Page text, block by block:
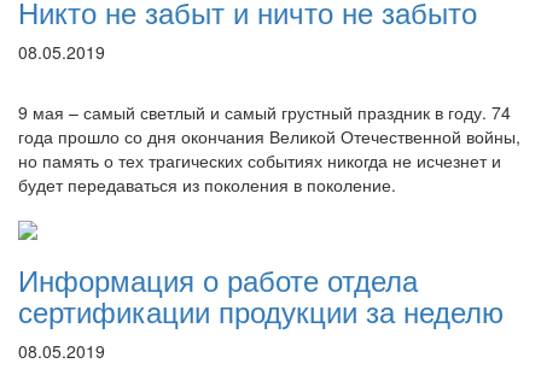
Никто не забыт и ничто не забыто
08.05.2019
9 мая – самый светлый и самый грустный праздник в году. 74
года прошло со дня окончания Великой Отечественной войны,
но память о тех трагических событиях никогда не исчезнет и
будет передаваться из поколения в поколение.
Информация о работе отдела
сертификации продукции за неделю
08.05.2019